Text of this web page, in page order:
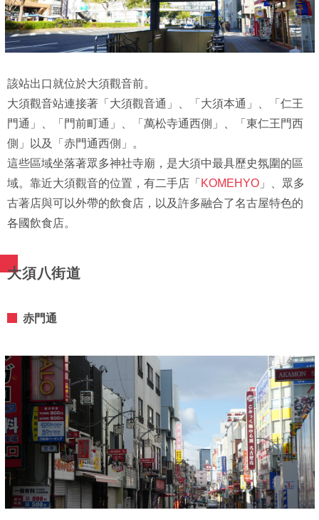
該站出口就位於大須觀音前。
大須觀音站連接著「大須觀音通」、「大須本通」、「仁王
門通」、「門前町通」、「萬松寺通西側」、「東仁王門西
側」以及「赤門通西側」。
這些區域坐落著眾多神社寺廟，是大須中最具歷史氛圍的區
域。靠近大須觀音的位置，有二手店「 KOMEHYO 」、眾多
古著店與可以外帶的飲食店，以及許多融合了名古屋特色的
各國飲食店。
大須八街道
赤門通